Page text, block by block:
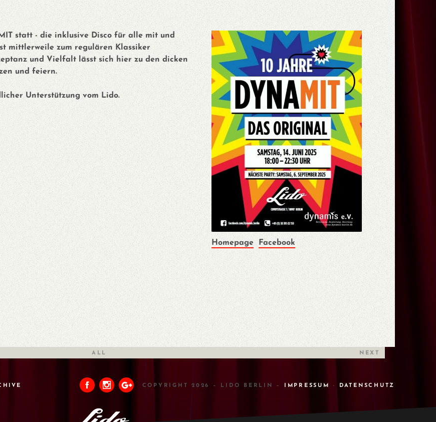
Homepage Facebook
statt - die inklusive Disco für alle mit und
mittlerweile zum regulären Klassiker
und Vielfalt lässt sich hier zu den dicken
und feiern.
Unterstützung vom Lido.
ALL NEXT
COPYRIGHT 2026 – LIDO BERLIN – IMPRESSUM - DATENSCHUTZ